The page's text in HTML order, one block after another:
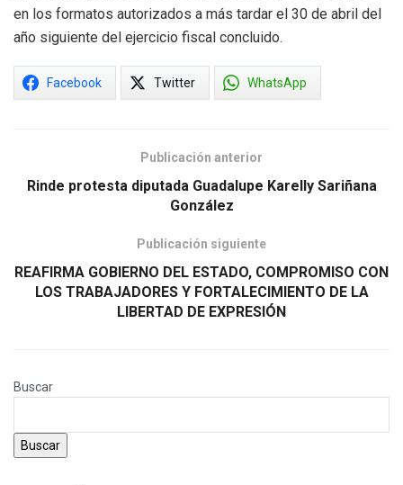
en los formatos autorizados a más tardar el 30 de abril del
año siguiente del ejercicio fiscal concluido.
Facebook Twitter WhatsApp
Publicación anterior
Rinde protesta diputada Guadalupe Karelly Sariñana
González
Publicación siguiente
REAFIRMA GOBIERNO DEL ESTADO, COMPROMISO CON
LOS TRABAJADORES Y FORTALECIMIENTO DE LA
LIBERTAD DE EXPRESIÓN
Buscar
Buscar